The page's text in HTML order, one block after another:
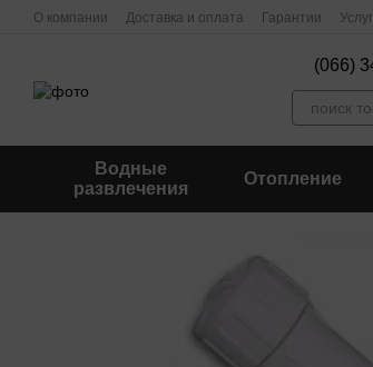
Перейти к основному контенту
О компании Доставка и оплата Гарантии
(066)
Водные
развлечения
Отопление